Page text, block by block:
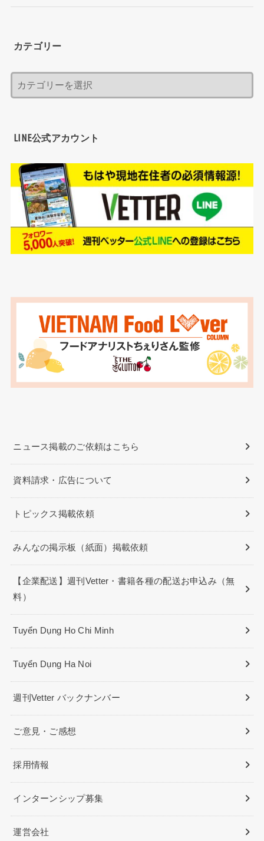
カテゴリー
LINE公式アカウント
ニュース掲載のご依頼はこちら
資料請求・広告について
トピックス掲載依頼
みんなの掲示板（紙面）掲載依頼
【企業配送】週刊Vetter・書籍各種の配送お申込み（無
料）
Tuyển Dụng Ho Chi Minh
Tuyển Dụng Ha Noi
週刊Vetter バックナンバー
ご意見・ご感想
採用情報
インターンシップ募集
運営会社